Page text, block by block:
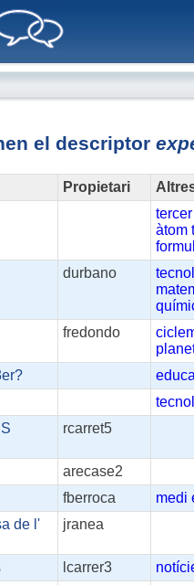
el descriptor
Propietari
tercer
àtom
durbano
fredondo
rcarret5
arecase2
fberroca medi
de l'
jranea
lcarrer3